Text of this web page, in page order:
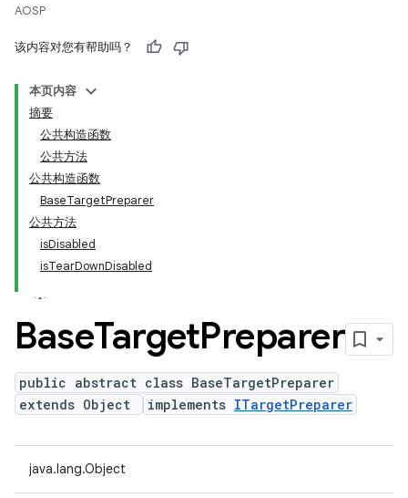
AOSP
该内容对您有帮助吗？
本页内容
摘要
公共构造函数
公共方法
公共构造函数
BaseTargetPreparer
公共方法
isDisabled
isTearDownDisabled
BaseTargetPreparer
public abstract class BaseTargetPreparer
extends Object
implements ITargetPreparer
java.lang.Object